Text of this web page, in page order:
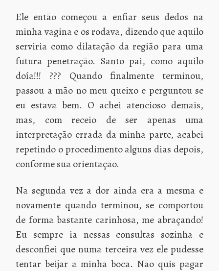
Ele então começou a enfiar seus dedos na
minha vagina e os rodava, dizendo que aquilo
serviria como dilatação da região para uma
futura penetração. Santo pai, como aquilo
doía!!! ??? Quando finalmente terminou,
passou a mão no meu queixo e perguntou se
eu estava bem. O achei atencioso demais,
mas, com receio de ser apenas uma
interpretação errada da minha parte, acabei
repetindo o procedimento alguns dias depois,
conforme sua orientação.
Na segunda vez a dor ainda era a mesma e
novamente quando terminou, se comportou
de forma bastante carinhosa, me abraçando!
Eu sempre ia nessas consultas sozinha e
desconfiei que numa terceira vez ele pudesse
tentar beijar a minha boca. Não quis pagar